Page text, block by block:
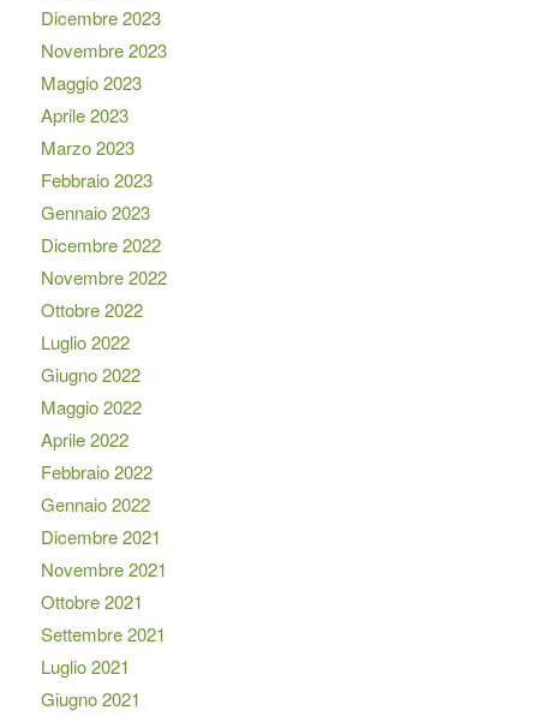
Dicembre 2023
Novembre 2023
Maggio 2023
Aprile 2023
Marzo 2023
Febbraio 2023
Gennaio 2023
Dicembre 2022
Novembre 2022
Ottobre 2022
Luglio 2022
Giugno 2022
Maggio 2022
Aprile 2022
Febbraio 2022
Gennaio 2022
Dicembre 2021
Novembre 2021
Ottobre 2021
Settembre 2021
Luglio 2021
Giugno 2021